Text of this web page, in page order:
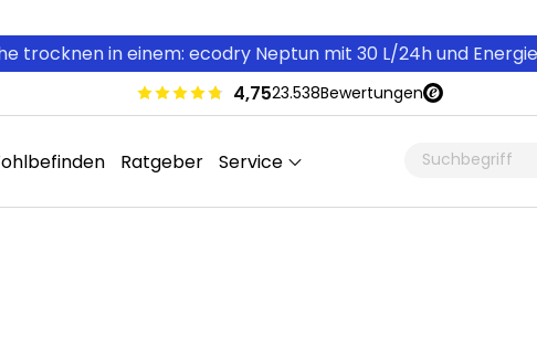
trocknen in einem: ecodry Neptun mit 30 L/24h und
4,7523.538Bewertungen
Ratgeber Service